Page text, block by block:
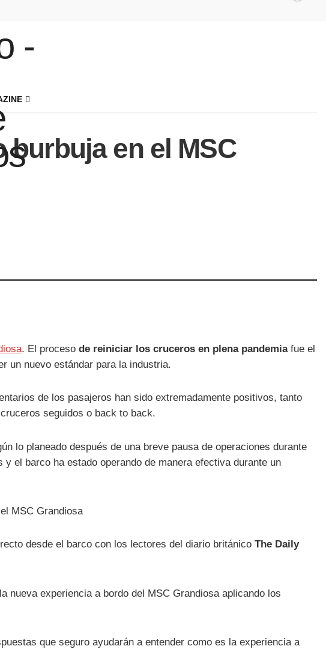
en el MSC
. El proceso de reiniciar los cruceros en plena pandemiafue el
un nuevo estándar para la industria.
de los pasajeros han sido extremadamente positivos, tanto
seguidos o back to back.
lo planeado después de una breve pausa de operaciones durante
el barco ha estado operando de manera efectiva durante un
desde el barco con los lectores del diario británico The Daily
nueva experiencia a bordo del MSC Grandiosa aplicando los
que seguro ayudarán a entender como es la experiencia a